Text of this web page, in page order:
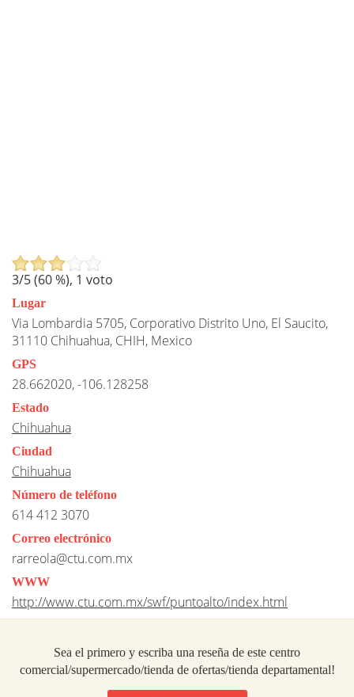
3/5 (60%), 1 voto
Lugar
Via Lombardia 5705, Corporativo Distrito Uno, El Saucito,
31110 Chihuahua, CHIH, Mexico
GPS
28.662020, -106.128258
Estado
Chihuahua
Ciudad
Chihuahua
Número de teléfono
614 412 3070
Correo electrónico
rarreola@ctu.com.mx
WWW
http://www.ctu.com.mx/swf/puntoalto/index.html
Sea el primero y escriba una reseña de este centro
comercial/supermercado/tienda de ofertas/tienda departamental!